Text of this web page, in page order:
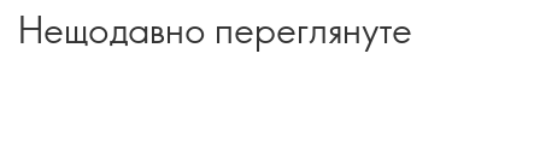
Нещодавно переглянуте